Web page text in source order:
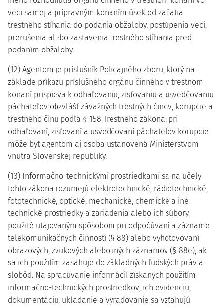
veci samej a prípravným konaním úsek od začatia
trestného stíhania do podania obžaloby, postúpenia veci,
prerušenia alebo zastavenia trestného stíhania pred
podaním obžaloby.
(12) Agentom je príslušník Policajného zboru, ktorý na
základe príkazu príslušného orgánu činného v trestnom
konaní prispieva k odhaľovaniu, zisťovaniu a usvedčovaniu
páchateľov obzvlášť závažných trestných činov, korupcie a
trestného činu podľa § 158 Trestného zákona; pri
odhaľovaní, zisťovaní a usvedčovaní páchateľov korupcie
môže byť agentom aj osoba ustanovená Ministerstvom
vnútra Slovenskej republiky.
(13) Informačno-technickými prostriedkami sa na účely
tohto zákona rozumejú elektrotechnické, rádiotechnické,
fototechnické, optické, mechanické, chemické a iné
technické prostriedky a zariadenia alebo ich súbory
použité utajovaným spôsobom pri odpočúvaní a zázname
telekomunikačných činností (§ 88) alebo vyhotovovaní
obrazových, zvukových alebo iných záznamov (§ 88e), ak
sa ich použitím zasahuje do základných ľudských práv a
slobôd. Na spracúvanie informácií získaných použitím
informačno-technických prostriedkov, ich evidenciu,
dokumentáciu, ukladanie a vyraďovanie sa vzťahujú